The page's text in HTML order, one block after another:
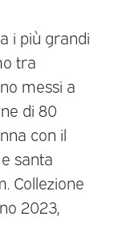
i più grandi
tra
messi a
di 80
con il
santa
Collezione
2023,